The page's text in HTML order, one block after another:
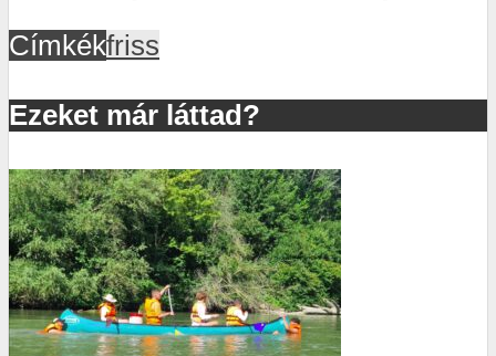
Címkékfriss
Ezeket már láttad?